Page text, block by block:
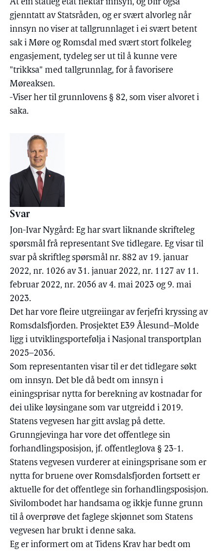
At ein statleg etat nektar innsyn, og blir også
gjenntatt av Statsråden, og er svært alvorleg når
innsyn no viser at tallgrunnlaget i ei svært betent
sak i Møre og Romsdal med svært stort folkeleg
engasjement, tydeleg ser ut til å kunne vere
"trikksa" med tallgrunnlag, for å favorisere
Møreaksen.
-Viser her til grunnlovens § 82, som viser alvoret i
saka.
Svar
Jon-Ivar Nygård: Eg har svart liknande skrifteleg
spørsmål frå representant Sve tidlegare. Eg visar til
svar på skriftleg spørsmål nr. 882 av 19. januar
2022, nr. 1026 av 31. januar 2022, nr. 1127 av 11.
februar 2022, nr. 2056 av 4. mai 2023 og 9. mai
2023.
Det har vore fleire utgreiingar av ferjefri kryssing av
Romsdalsfjorden. Prosjektet E39 Ålesund–Molde
ligg i utviklingsportefølja i Nasjonal transportplan
2025–2036.
Som representanten visar til er det tidlegare søkt
om innsyn. Det ble då bedt om innsyn i
einingsprisar nytta for berekning av kostnadar for
dei ulike løysingane som var utgreidd i 2019.
Statens vegvesen har gitt avslag på dette.
Grunngjevinga har vore det offentlege sin
forhandlingsposisjon, jf. offentleglova § 23-1.
Statens vegvesen vurderer at einingsprisane som er
nytta for bruene over Romsdalsfjorden fortsett er
aktuelle for det offentlege sin forhandlingsposisjon.
Sivilombodet har handsama og ikkje funne grunn
til å overprøve det faglege skjønnet som Statens
vegvesen har brukt i denne saka.
Eg er informert om at Tidens Krav har bedt om